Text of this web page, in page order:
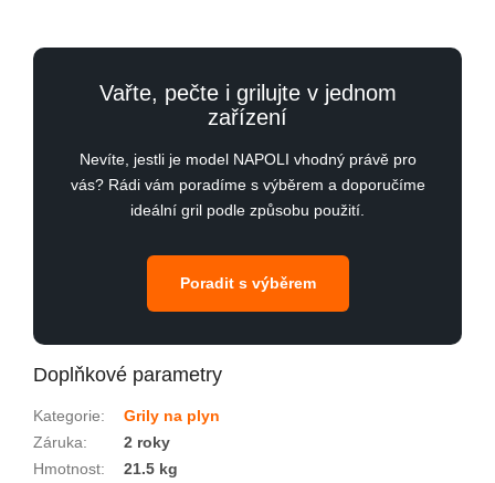
Vařte, pečte i grilujte v jednom
zařízení
Nevíte, jestli je model NAPOLI vhodný právě pro
vás? Rádi vám poradíme s výběrem a doporučíme
ideální gril podle způsobu použití.
Poradit s výběrem
Doplňkové parametry
Kategorie:
Grily na plyn
Záruka:
2 roky
Hmotnost:
21.5 kg